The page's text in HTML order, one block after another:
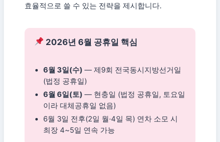
효율적으로 쓸 수 있는 전략을 제시합니다.
2026년 6월 공휴일 핵심
6월 3일(수) — 제9회 전국동시지방선거일
(법정 공휴일)
6월 6일(토) — 현충일 (법정 공휴일, 토요일
이라 대체공휴일 없음)
6월 3일 전후(2일 월·4일 목) 연차 소모 시
최장 4~5일 연속 가능